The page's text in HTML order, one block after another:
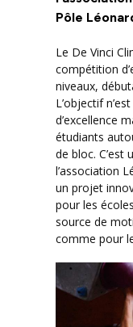
Pôle
Le De Vinci
compétition
niveaux,
L’objectif
d’excellence
étudiants
de bloc. C’est
l’association
un projet
pour les
source de
comme pour